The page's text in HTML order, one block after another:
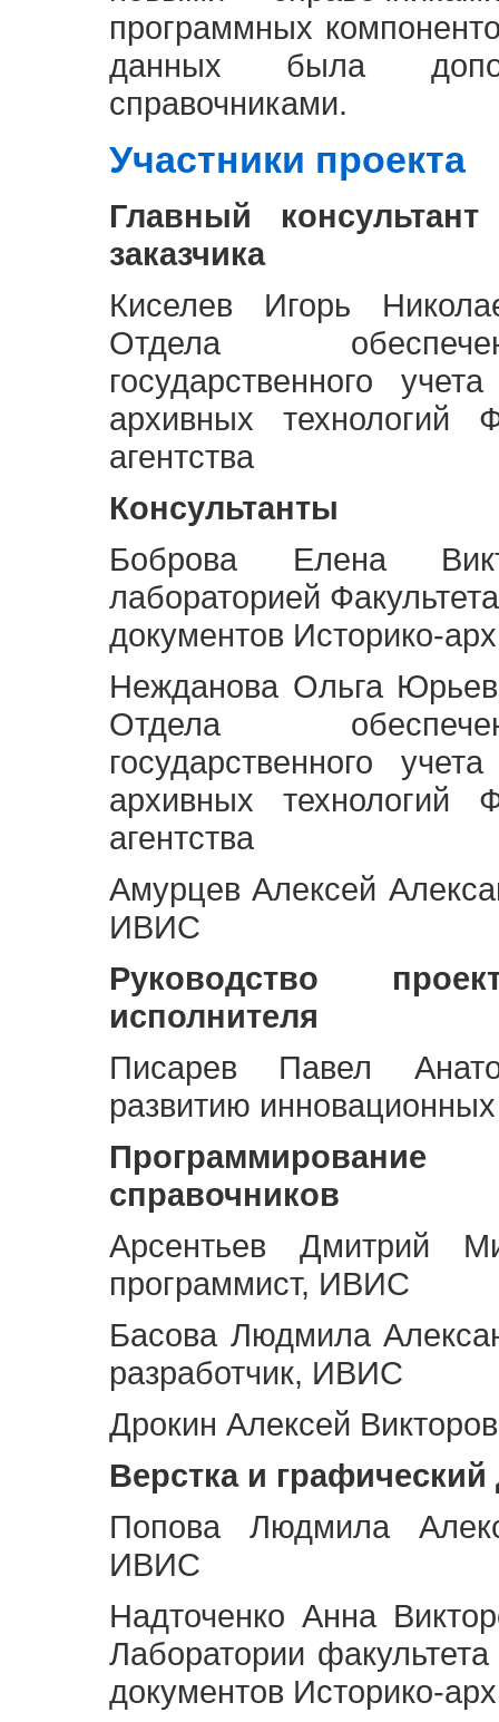
программных
данных была
справочниками.
Участники проекта
Главный
заказчика
Киселев Игорь
Отдела
государственного
архивных технологий
агентства
Консультанты
Боброва Елена
лабораторией
документов Историко-
Нежданова Ольга
Отдела
государственного
архивных технологий
агентства
Амурцев Алексей
ИВИС
Руководство
исполнителя
Писарев Павел
развитию
Программирование
справочников
Арсентьев Дмитрий
программист, ИВИС
Басова Людмила
разработчик, ИВИС
Дрокин Алексей
Верстка и графический
Попова Людмила
ИВИС
Надточенко Анна
Лаборатории
документов Историко-